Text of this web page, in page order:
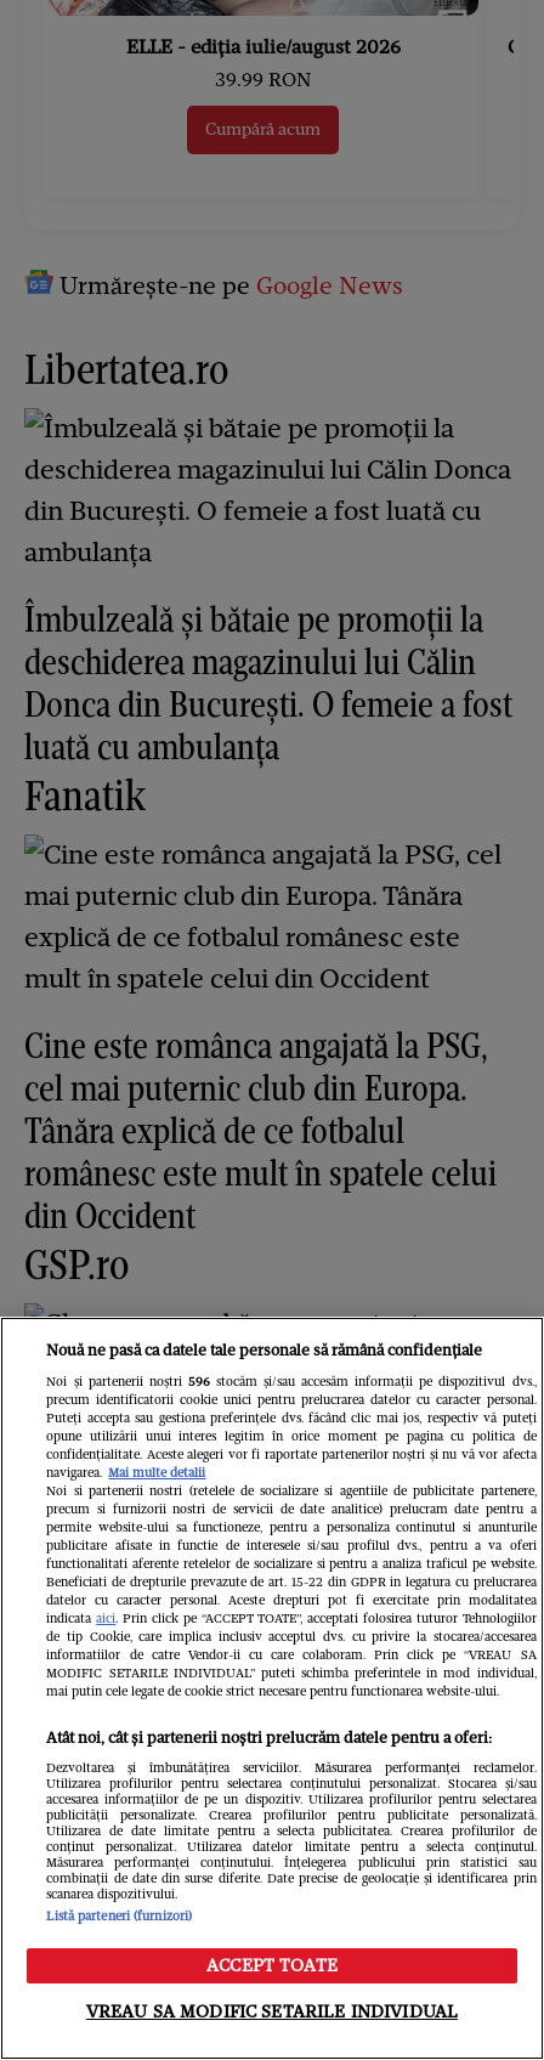
ELLE - ediția iulie/august 2026
39.99 RON
Cumpără acum
Urmărește-ne pe Google News
Libertatea.ro
Îmbulzeală și bătaie pe promoții la
deschiderea magazinului lui Călin
Donca din București. O femeie a fost
luată cu ambulanța
Fanatik
Cine este românca angajată la PSG,
cel mai puternic club din Europa.
Tânăra explică de ce fotbalul
românesc este mult în spatele celui
din Occident
GSP.ro
Ghencea superbă: reprezentanta
României la „Miss Universe” și-a
susținut favoritul din tribune, la
FCSB - FC Argeș
Redactia.ro
Cum a fost Denise Rifai înșelată de
fostul iubit? Prezentatoarea a făcut
dezvăluirea în direct, la TV
Libertatea.ro
Meniu Caută
Nouă ne pasă ca datele tale personale să rămână confidențiale
Noi și partenerii noștri 596stocăm și/sau accesăm informații pe dispozitivul dvs.,
precum identificatorii cookie unici pentru prelucrarea datelor cu caracter personal.
Puteți accepta sau gestiona preferințele dvs. făcând clic mai jos, respectiv vă puteți
opune utilizării unui interes legitim în orice moment pe pagina cu politica de
confidențialitate. Aceste alegeri vor fi raportate partenerilor noștri și nu vă vor afecta
navigarea. Mai multe detalii
Noi si partenerii nostri (retelele de socializare si agentiile de publicitate partenere,
precum si furnizorii nostri de servicii de date analitice) prelucram date pentru a
permite website-ului sa functioneze, pentru a personaliza continutul si anunturile
publicitare afisate in functie de interesele si/sau profilul dvs., pentru a va oferi
functionalitati aferente retelelor de socializare si pentru a analiza traficul pe website.
Beneficiati de drepturile prevazute de art. 15-22 din GDPR in legatura cu prelucrarea
datelor cu caracter personal. Aceste drepturi pot fi exercitate prin modalitatea
indicataaici. Prin click pe “ACCEPT TOATE”, acceptati folosirea tuturor Tehnologiilor
de tip Cookie, care implica inclusiv acceptul dvs. cu privire la stocarea/accesarea
informatiilor de catre Vendor-ii cu care colaboram. Prin click pe “VREAU SA
MODIFIC SETARILE INDIVIDUAL” puteti schimba preferintele in mod individual,
mai putin cele legate de cookie strict necesare pentru functionarea website-ului.
Atât noi, cât și partenerii noștri prelucrăm datele pentru a oferi:
Dezvoltarea și îmbunătățirea serviciilor. Măsurarea performanței reclamelor.
Utilizarea profilurilor pentru selectarea conținutului personalizat. Stocarea și/sau
accesarea informațiilor de pe un dispozitiv. Utilizarea profilurilor pentru selectarea
publicității personalizate. Crearea profilurilor pentru publicitate personalizată.
Utilizarea de date limitate pentru a selecta publicitatea. Crearea profilurilor de
conținut personalizat. Utilizarea datelor limitate pentru a selecta conținutul.
Măsurarea performanței conținutului. Înțelegerea publicului prin statistici sau
combinații de date din surse diferite. Date precise de geolocație și identificarea prin
scanarea dispozitivului.
Listă parteneri (furnizori)
ACCEPT TOATE
VREAU SA MODIFIC SETARILE INDIVIDUAL